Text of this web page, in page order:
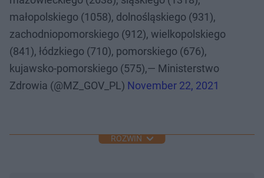
małopolskiego (1058), dolnośląskiego (931),
zachodniopomorskiego (912), wielkopolskiego
(841), łódzkiego (710), pomorskiego (676),
kujawsko-pomorskiego (575),— Ministerstwo
Zdrowia (@MZ_GOV_PL) November 22, 2021
ROZWIŃ